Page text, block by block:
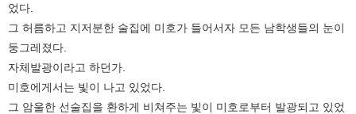
었다.
그 허름하고 지저분한 술집에 미호가 들어서자 모든 남학생들의 눈이
둥그레졌다.
자체발광이라고 하던가.
미호에게서는 빛이 나고 있었다.
그 암울한 선술집을 환하게 비쳐주는 빛이 미호로부터 발광되고 있었